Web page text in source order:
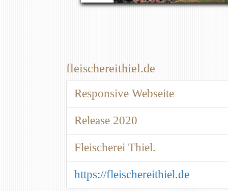
fleischereithiel.de
Responsive Webseite
Release 2020
Fleischerei Thiel.
https://fleischereithiel.de